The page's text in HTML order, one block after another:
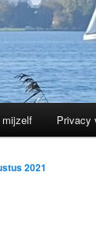
Privacy
2021